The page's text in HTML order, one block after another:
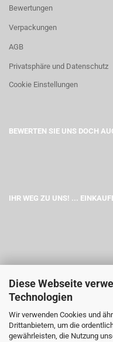
Diese Webseite
Technologien
Wir verwenden Cookies und
Drittanbietern, um die
gewährleisten, die Nutzung
Bewertungen
Verpackungen
AGB
Privatsphäre und Datenschutz
Cookie Einstellungen
BEWERTEN SIE UNS DOCH
IHR WEG ZU UNS! ...